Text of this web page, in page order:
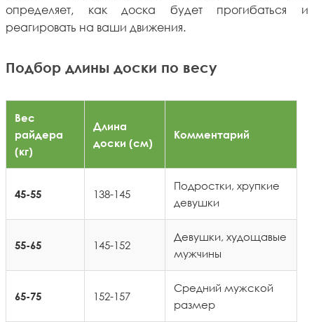
определяет, как доска будет прогибаться и
реагировать на ваши движения.
Подбор длины доски по весу
Вес
райдера
(кг)
Длина
доски (см)
Комментарий
45-55 138-145
Подростки, хрупкие
девушки
55-65 145-152
Девушки, худощавые
мужчины
65-75 152-157
Средний мужской
размер